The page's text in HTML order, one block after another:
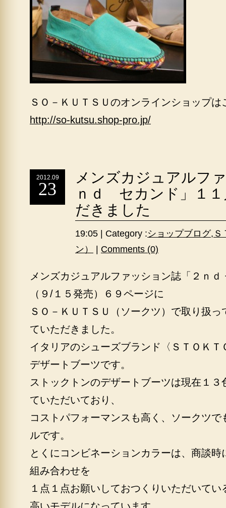
ＳＯ－ＫＵＴＳＵのオンラインショップは
http://so-kutsu.shop-pro.jp/
2012.09
23
メンズカジュアルフ
ｎｄ セカンド」１
だきました
19:05 | Category :ショップブログ,
ン）
Comments (0)
メンズカジュアルファッション誌「２ｎ
（９/１５発売）６９ページに
ＳＯ－ＫＵＴＳＵ（ソークツ）で取り扱
ていただきました。
イタリアのシューズブランド〈ＳＴＯＫ
デザートブーツです。
ストックトンのデザートブーツは現在１
ていただいており、
コストパフォーマンスも高く、ソークツ
ルです。
とくにコンビネーションカラーは、商談
組み合わせを
１点１点お願いしておつくりいただいて